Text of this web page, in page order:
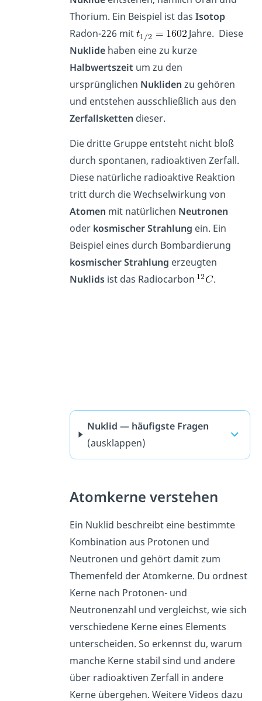
Thorium. Ein Beispiel ist dasIsotop
Radon-226 mit
Jahre. Diese
Nuklide haben eine zu kurze
Halbwertszeit um zu den
ursprünglichen Nukliden zu gehören
und entstehen ausschließlich aus den
Zerfallsketten dieser.
Die dritte Gruppe entsteht nicht bloß
durch spontanen, radioaktiven Zerfall.
Diese natürliche radioaktive Reaktion
tritt durch die Wechselwirkung von
Atomen mit natürlichen Neutronen
oder kosmischer Strahlung ein. Ein
Beispiel eines durch Bombardierung
kosmischer Strahlung erzeugten
Nuklids ist das Radiocarbon .
Nuklid — häufigste Fragen
(ausklappen)
Atomkerne verstehen
Ein Nuklid beschreibt eine bestimmte
Kombination aus Protonen und
Neutronen und gehört damit zum
Themenfeld der Atomkerne. Du ordnest
Kerne nach Protonen- und
Neutronenzahl und vergleichst, wie sich
verschiedene Kerne eines Elements
unterscheiden. So erkennst du, warum
manche Kerne stabil sind und andere
über radioaktiven Zerfall in andere
Kerne übergehen. Weitere Videos dazu